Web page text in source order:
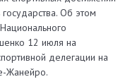
Об этом
12 июля на
делегации на
Жанейро.